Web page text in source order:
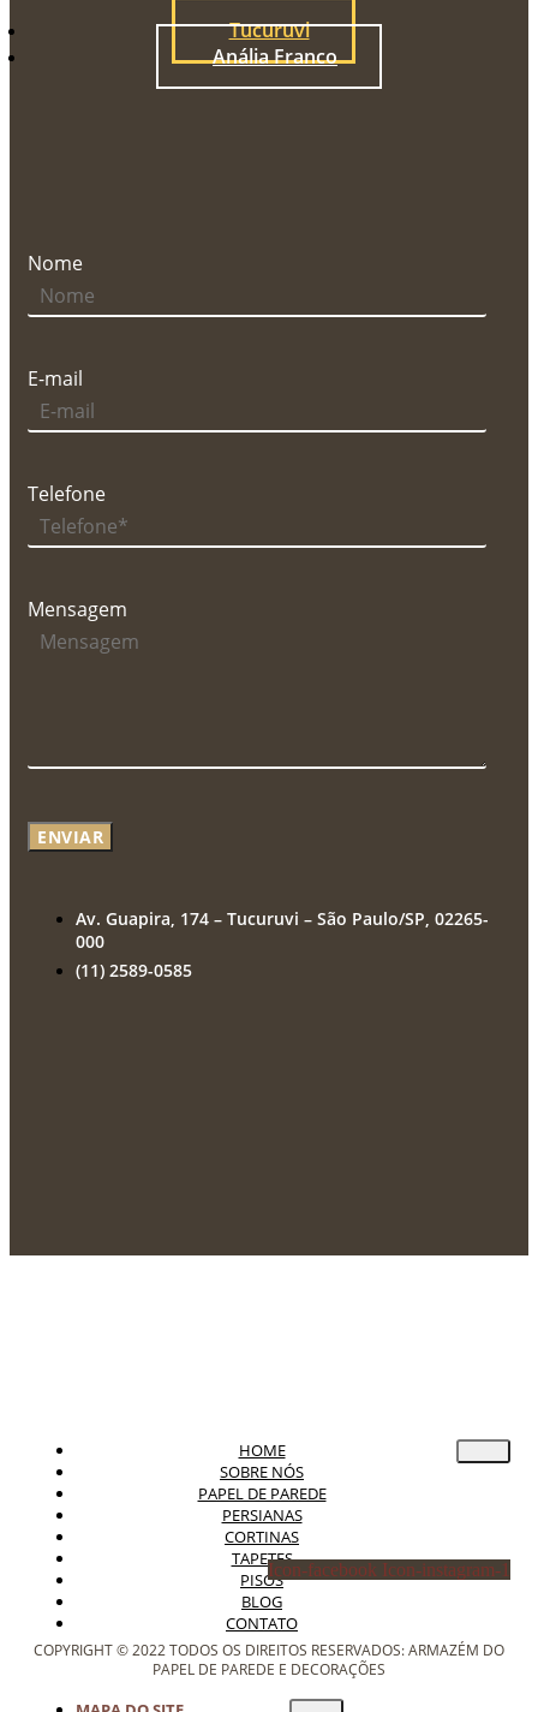
Tucuruvi
Anália Franco
Nome
E-mail
Telefone
Mensagem
ENVIAR
Av. Guapira, 174 – Tucuruvi – São Paulo/SP, 02265-
000
(11) 2589-0585
HOME
SOBRE NÓS
PAPEL DE PAREDE
PERSIANAS
CORTINAS
TAPETES
PISOS
BLOG
CONTATO
Icon-facebook Icon-instagram-1
COPYRIGHT © 2022 TODOS OS DIREITOS RESERVADOS: ARMAZÉM DO
PAPEL DE PAREDE E DECORAÇÕES